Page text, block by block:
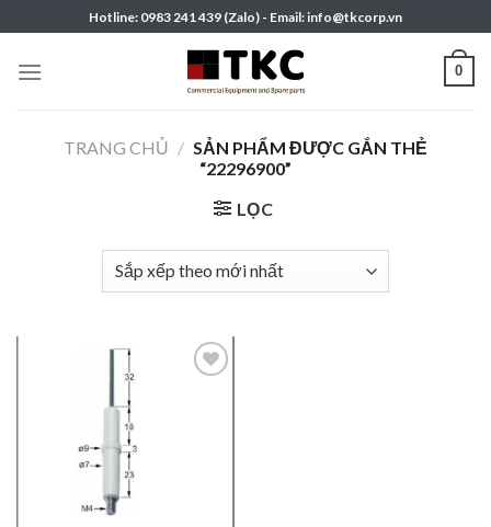
to
content
Hotline: 0983 241 439 (Zalo) - Email: info@tkcorp.vn
0
TRANG CHỦ / SẢN PHẨM ĐƯỢC GẮN THẺ
“22296900”
LỌC